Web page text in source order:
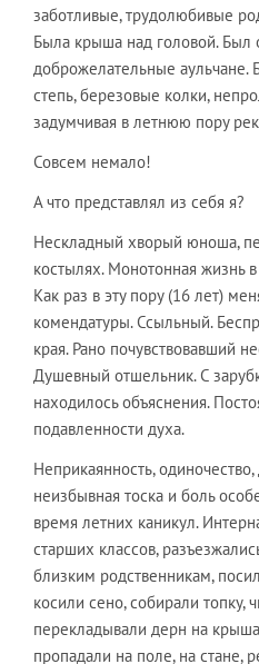
заботливые, трудолюбивые
Была крыша над головой. Был
доброжелательные аульчане.
степь, березовые колки,
задумчивая в летнюю пору
Совсем немало!
А что представлял из себя я?
Нескладный хворый юноша,
костылях. Монотонная жизнь
Как раз в эту пору (16 лет)
комендатуры. Ссыльный.
края. Рано почувствовавший
Душевный отшельник. С
находилось объяснения.
подавленности духа.
Неприкаянность,
неизбывная тоска и боль
время летних каникул.
старших классов,
близким родственникам,
косили сено, собирали топку,
перекладывали дерн на
пропадали на поле, на стане,